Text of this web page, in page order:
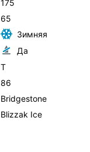
175
65
Зимняя
Да
T
86
Bridgestone
Blizzak Ice